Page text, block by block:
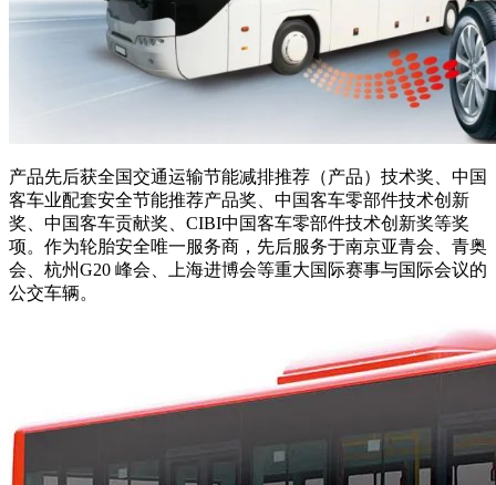
产品先后获全国交通运输节能减排推荐（产品）技术奖、中国
客车业配套安全节能推荐产品奖、中国客车零部件技术创新
奖、中国客车贡献奖、CIBI中国客车零部件技术创新奖等奖
项。作为轮胎安全唯一服务商，先后服务于南京亚青会、青奥
会、杭州G20 峰会、上海进博会等重大国际赛事与国际会议的
公交车辆。